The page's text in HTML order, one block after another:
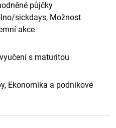
půjčky
sickdays, Možnost
akce
s maturitou
Ekonomika a podnikové